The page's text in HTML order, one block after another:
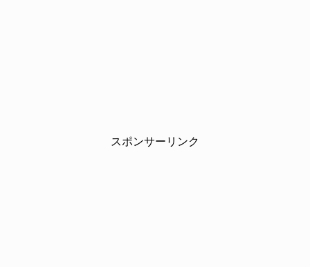
スポンサーリンク